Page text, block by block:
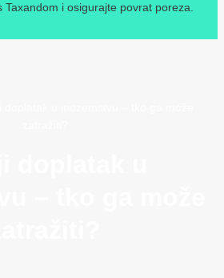
i osigurajte povrat poreza.